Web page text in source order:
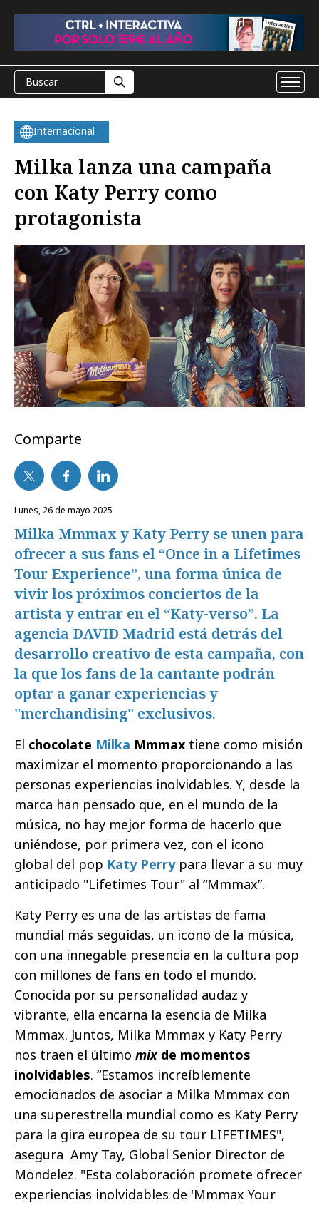
Internacional
Milka lanza una campaña
con Katy Perry como
protagonista
Comparte
lunes, 26 de mayo 2025
Milka Mmmax y Katy Perry se unen para
ofrecer a sus fans el “Once in a Lifetimes
Tour Experience”, una forma única de
vivir los próximos conciertos de la
artista y entrar en el “Katy-verso”. La
agencia DAVID Madrid está detrás del
desarrollo creativo de esta campaña, con
la que los fans de la cantante podrán
optar a ganar experiencias y
"merchandising" exclusivos.
El chocolate Milka Mmmax tiene como misión
maximizar el momento proporcionando a las
personas experiencias inolvidables. Y, desde la
marca han pensado que, en el mundo de la
música, no hay mejor forma de hacerlo que
uniéndose, por primera vez, con el icono
global del pop Katy Perrypara llevar a su muy
anticipado "Lifetimes Tour" al “Mmmax”.
Katy Perry es una de las artistas de fama
mundial más seguidas, un icono de la música,
con una innegable presencia en la cultura pop
con millones de fans en todo el mundo.
Conocida por su personalidad audaz y
vibrante, ella encarna la esencia de Milka
Mmmax. Juntos, Milka Mmmax y Katy Perry
nos traen el último mixde momentos
inolvidables. “Estamos increíblemente
emocionados de asociar a Milka Mmmax con
una superestrella mundial como es Katy Perry
para la gira europea de su tour LIFETIMES",
asegura Amy Tay, Global Senior Director de
Mondelez. "Esta colaboración promete ofrecer
experiencias inolvidables de 'Mmmax Your